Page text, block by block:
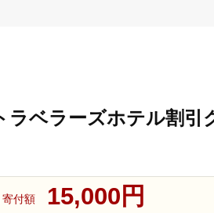
ラベラーズホテル割引
寄付額 15,000円